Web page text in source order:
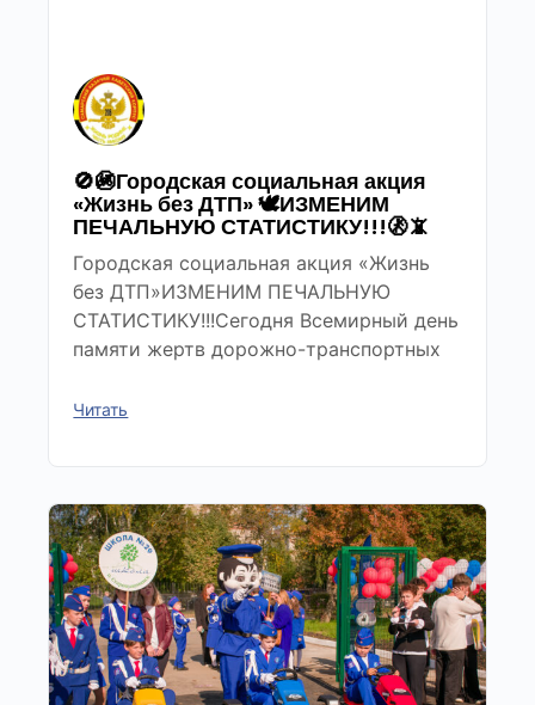
🚫🚳Городская социальная акция
«Жизнь без ДТП» 🕊ИЗМЕНИМ
ПЕЧАЛЬНУЮ СТАТИСТИКУ!!!🚷📵
Городская социальная акция «Жизнь
без ДТП»ИЗМЕНИМ ПЕЧАЛЬНУЮ
СТАТИСТИКУ!!!Сегодня Всемирный день
памяти жертв дорожно-транспортных
Читать